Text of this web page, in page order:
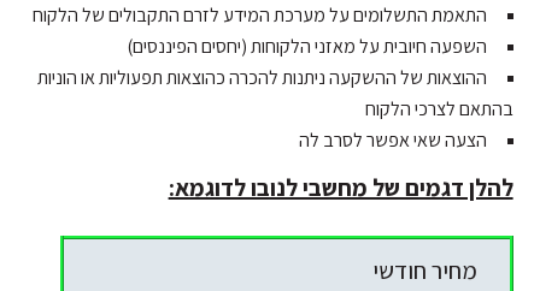
התאמת התשלומים על מערכת המידע לזרם התקבולים של הלקוח
השפעה חיובית על מאזני הלקוחות (יחסים הפיננסים)
ההוצאות של ההשקעה ניתנות להכרה כהוצאות תפעוליות או הוניות
בהתאם לצרכי הלקוח
הצעה שאי אפשר לסרב לה
להלן דגמים של מחשבי לנובו לדוגמא:
מחיר חודשי